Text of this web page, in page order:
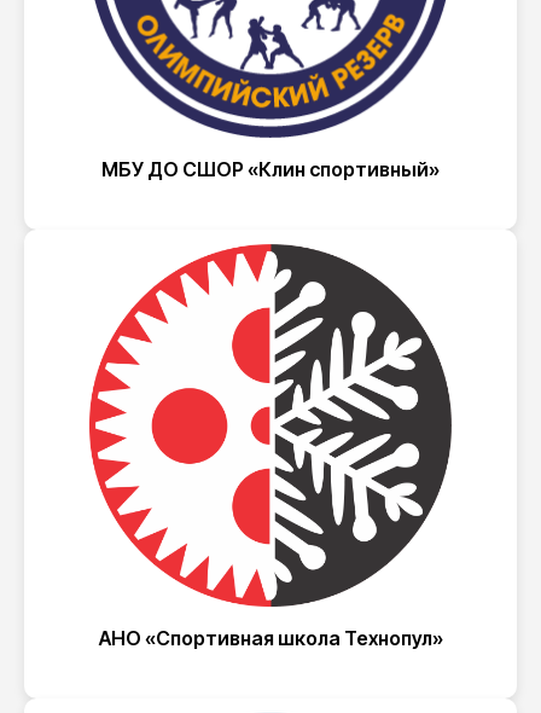
МБУ ДО СШОР «Клин спортивный»
АНО «Спортивная школа Технопул»